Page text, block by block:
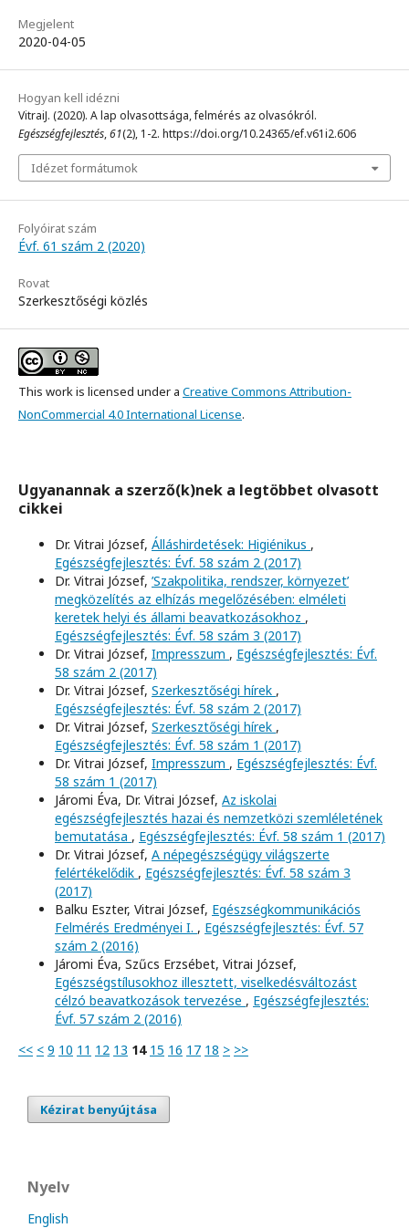
Megjelent
2020-04-05
Hogyan kell idézni
VitraiJ. (2020). A lap olvasottsága, felmérés az olvasókról.
Egészségfejlesztés,61(2), 1-2. https://doi.org/10.24365/ef.v61i2.606
Idézet formátumok
Folyóirat szám
Évf. 61 szám 2 (2020)
Rovat
Szerkesztőségi közlés
This work is licensed under a Creative Commons Attribution-
NonCommercial 4.0 International License.
Ugyanannak a szerző(k)nek a legtöbbet olvasott
cikkei
Dr. Vitrai József, Álláshirdetések: Higiénikus ,
Egészségfejlesztés: Évf. 58 szám 2 (2017)
Dr. Vitrai József, ’Szakpolitika, rendszer, környezet’
megközelítés az elhízás megelőzésében: elméleti
keretek helyi és állami beavatkozásokhoz ,
Egészségfejlesztés: Évf. 58 szám 3 (2017)
Dr. Vitrai József, Impresszum , Egészségfejlesztés: Évf.
58 szám 2 (2017)
Dr. Vitrai József, Szerkesztőségi hírek ,
Egészségfejlesztés: Évf. 58 szám 2 (2017)
Dr. Vitrai József, Szerkesztőségi hírek ,
Egészségfejlesztés: Évf. 58 szám 1 (2017)
Dr. Vitrai József, Impresszum , Egészségfejlesztés: Évf.
58 szám 1 (2017)
Járomi Éva, Dr. Vitrai József, Az iskolai
egészségfejlesztés hazai és nemzetközi szemléletének
bemutatása , Egészségfejlesztés: Évf. 58 szám 1 (2017)
Dr. Vitrai József, A népegészségügy világszerte
felértékelődik , Egészségfejlesztés: Évf. 58 szám 3
(2017)
Balku Eszter, Vitrai József, Egészségkommunikációs
Felmérés Eredményei I. , Egészségfejlesztés: Évf. 57
szám 2 (2016)
Járomi Éva, Szűcs Erzsébet, Vitrai József,
Egészségstílusokhoz illesztett, viselkedésváltozást
célzó beavatkozások tervezése , Egészségfejlesztés:
Évf. 57 szám 2 (2016)
<< < 9 10 11 12 13 14 15 16 17 18 > >>
Kézirat benyújtása
Nyelv
English